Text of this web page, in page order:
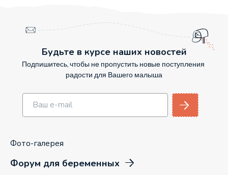
Будьте в курсе наших новостей
Подпишитесь, чтобы не пропустить новые поступления
радости для Вашего малыша
Фото-галерея
Форум для беременных